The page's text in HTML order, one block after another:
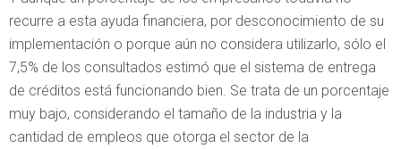
recurre a esta ayuda financiera, por desconocimiento de su
implementación o porque aún no considera utilizarlo, sólo el
7,5% de los consultados estimó que el sistema de entrega
de créditos está funcionando bien. Se trata de un porcentaje
muy bajo, considerando el tamaño de la industria y la
cantidad de empleos que otorga el sector de la